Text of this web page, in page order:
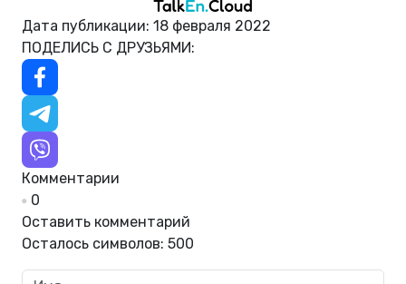
Дата публикации: 18 февраля 2022
ПОДЕЛИСЬ С ДРУЗЬЯМИ:
Комментарии
0
Оставить комментарий
Осталось символов: 500